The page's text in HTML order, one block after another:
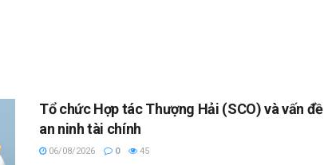
Tổ chức Hợp tác Thượng Hải (SCO) và vấn đề
an ninh tài chính
06/08/2026 0 45